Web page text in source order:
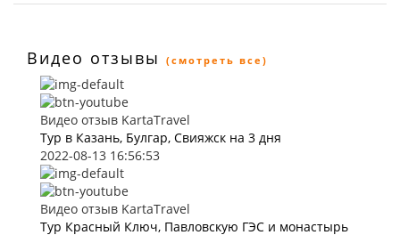
Видео отзывы (смотреть все)
Видео отзыв KartaTravel
Тур в Казань, Булгар, Свияжск на 3 дня
2022-08-13 16:56:53
Видео отзыв KartaTravel
Тур Красный Ключ, Павловскую ГЭС и монастырь